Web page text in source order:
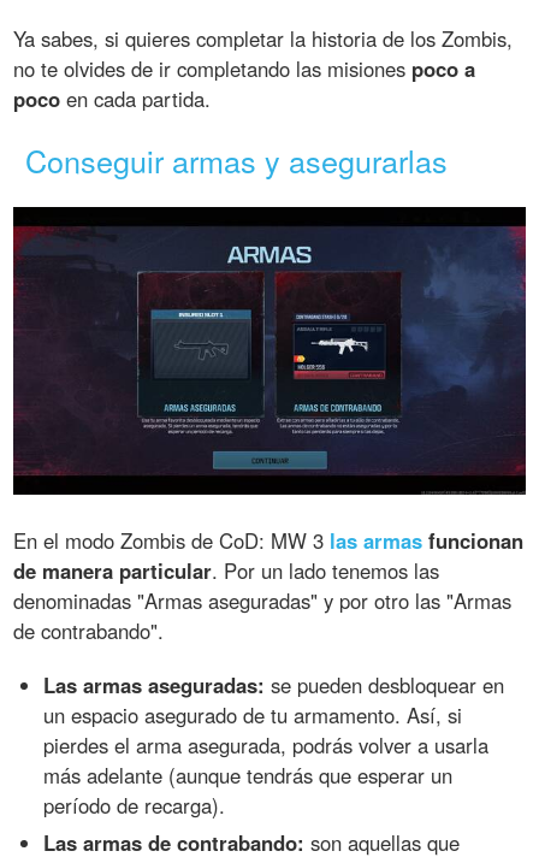
Ya sabes, si quieres completar la historia de los Zombis,
no te olvides de ir completando las misiones poco a
poco en cada partida.
Conseguir armas y asegurarlas
En el modo Zombis de CoD: MW 3 las armas funcionan
de manera particular. Por un lado tenemos las
denominadas "Armas aseguradas" y por otro las "Armas
de contrabando".
Las armas aseguradas: se pueden desbloquear en
un espacio asegurado de tu armamento. Así, si
pierdes el arma asegurada, podrás volver a usarla
más adelante (aunque tendrás que esperar un
período de recarga).
Las armas de contrabando: son aquellas que